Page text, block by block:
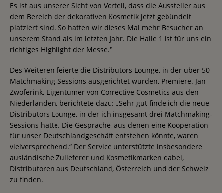
Es ist aus unserer Sicht von Vorteil, dass die Aussteller aus
dem Bereich der dekorativen Kosmetik jetzt gebündelt
platziert sind. So hatten wir dieses Mal mehr Besucher an
unserem Stand als im letzten Jahr. Die Halle 1 ist für uns ein
richtiges Highlight der Messe.“
Des Weiteren feierte die Distributors Lounge, in der über 50
Matchmaking-Sessions ausgerichtet wurden, Premiere. Jan
Zwoferink, Eigentümer von Corrective Cosmetics aus den
Niederlanden, berichtete dazu: „Sehr gut finde ich die neue
Distributors Lounge, in der ich insgesamt drei Matchmaking-
Sessions hatte. Die Gespräche, aus denen eine Kooperation
für unser Deutschlandgeschäft entstehen könnte, waren
vielversprechend.“ Der Service unterstützte insbesondere
ausländische Zulieferer und Kosmetikmarken dabei,
Distributoren aus Deutschland, Österreich und der Schweiz
zu finden.